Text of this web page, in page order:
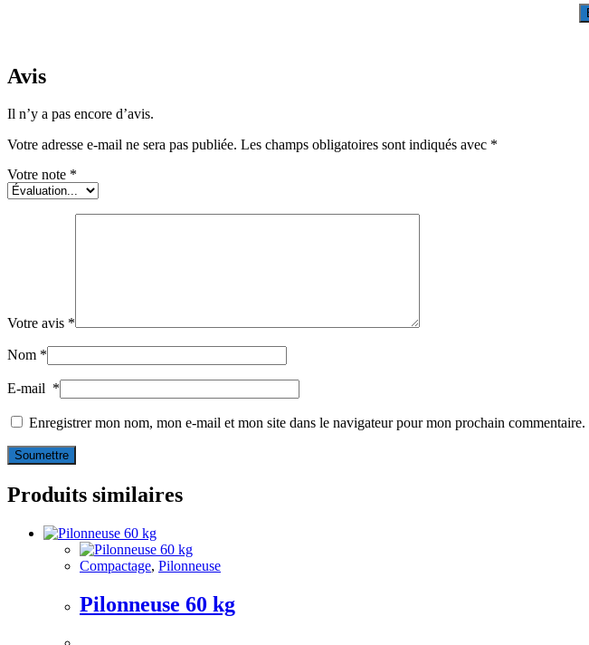
Avis
Il n’y a pas encore d’avis.
Votre adresse e-mail ne sera pas publiée. Les champs obligatoires sont indiqués avec *
Votre note *
Votre avis *
Nom *
E-mail *
Enregistrer mon nom, mon e-mail et mon site dans le navigateur pour mon prochain commentaire.
Produits similaires
Compactage, Pilonneuse
Pilonneuse 60 kg